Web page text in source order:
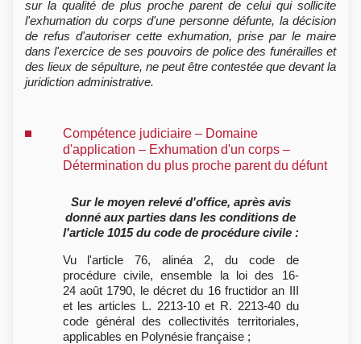
sur la qualité de plus proche parent de celui qui sollicite
l'exhumation du corps d'une personne défunte, la décision
de refus d'autoriser cette exhumation, prise par le maire
dans l'exercice de ses pouvoirs de police des funérailles et
des lieux de sépulture, ne peut être contestée que devant la
juridiction administrative.
Compétence judiciaire – Domaine
d'application – Exhumation d'un corps –
Détermination du plus proche parent du défunt
Sur le moyen relevé d'office, après avis
donné aux parties dans les conditions de
l'article 1015 du code de procédure civile :
Vu l'article 76, alinéa 2, du code de
procédure civile, ensemble la loi des 16-
24 août 1790, le décret du 16 fructidor an III
et les articles L. 2213-10 et R. 2213-40 du
code général des collectivités territoriales,
applicables en Polynésie française ;